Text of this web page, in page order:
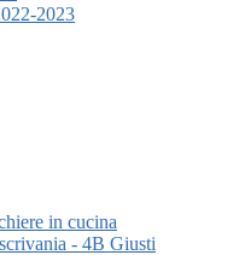
2023
in cucina
- 4B Giusti